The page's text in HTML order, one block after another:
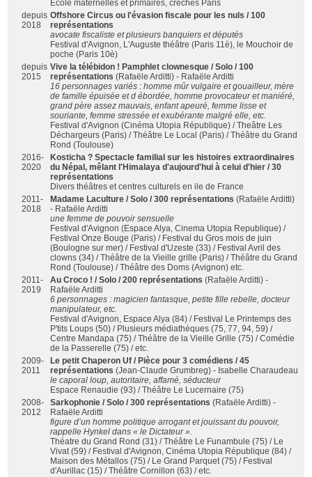
Ecole maternelles et primaires, crèches Paris
depuis
2018
Offshore Circus ou l'évasion fiscale pour les nuls / 100
représentations
avocate fiscaliste et plusieurs banquiers et députés
Festival d'Avignon, L'Auguste théâtre (Paris 11è), le Mouchoir de
poche (Paris 10è)
depuis
2015
Vive la télébidon ! Pamphlet clownesque / Solo / 100
représentations (Rafaële Arditti) - Rafaële Arditti
16 personnages variés : homme mûr vulgaire et gouailleur, mère
de famille épuisée et d ébordée, homme provocateur et maniéré,
grand père assez mauvais, enfant apeuré, femme lisse et
souriante, femme stressée et exubérante malgré elle, etc.
Festival d'Avignon (Cinéma Utopia République) / Theâtre Les
Déchargeurs (Paris) / Théâtre Le Local (Paris) / Théâtre du Grand
Rond (Toulouse)
2016-
2020
Kosticha ? Spectacle familial sur les histoires extraordinaires
du Népal, mêlant l'Himalaya d'aujourd'hui à celui d'hier / 30
représentations
Divers théâtres et centres culturels en ile de France
2011-
2018
Madame Laculture / Solo / 300 représentations (Rafaële Arditti)
- Rafaële Arditti
une femme de pouvoir sensuelle
Festival d'Avignon (Espace Alya, Cinema Utopia Republique) /
Festival Onze Bouge (Paris) / Festival du Gros mois de juin
(Boulogne sur mer) / Festival d'Uzeste (33) / Festival Avril des
clowns (34) / Théâtre de la Vieille grille (Paris) / Théâtre du Grand
Rond (Toulouse) / Théâtre des Doms (Avignon) etc.
2011-
2019
Au Croco ! / Solo / 200 représentations (Rafaële Arditti) -
Rafaële Arditti
6 personnages : magicien fantasque, petite fille rebelle, docteur
manipulateur, etc.
Festival d'Avignon, Espace Alya (84) / Festival Le Printemps des
P'tits Loups (50) / Plusieurs médiathèques (75, 77, 94, 59) /
Centre Mandapa (75) / Théâtre de la Vieille Grille (75) / Comédie
de la Passerelle (75) / etc.
2009-
2011
Le petit Chaperon Uf / Pièce pour 3 comédiens / 45
représentations (Jean-Claude Grumbreg) - Isabelle Charaudeau
le caporal loup, autoritaire, affamé, séducteur
Espace Renaudie (93) / Théâtre Le Lucernaire (75)
2008-
2012
Sarkophonie / Solo / 300 représentations (Rafaële Arditti) -
Rafaële Arditti
figure d’un homme politique arrogant et jouissant du pouvoir,
rappelle Hynkel dans « le Dictateur ».
Théatre du Grand Rond (31) / Théâtre Le Funambule (75) / Le
Vivat (59) / Festival d'Avignon, Cinéma Utopia République (84) /
Maison des Métallos (75) / Le Grand Parquet (75) / Festival
d'Aurillac (15) / Théâtre Cornillon (63) / etc.